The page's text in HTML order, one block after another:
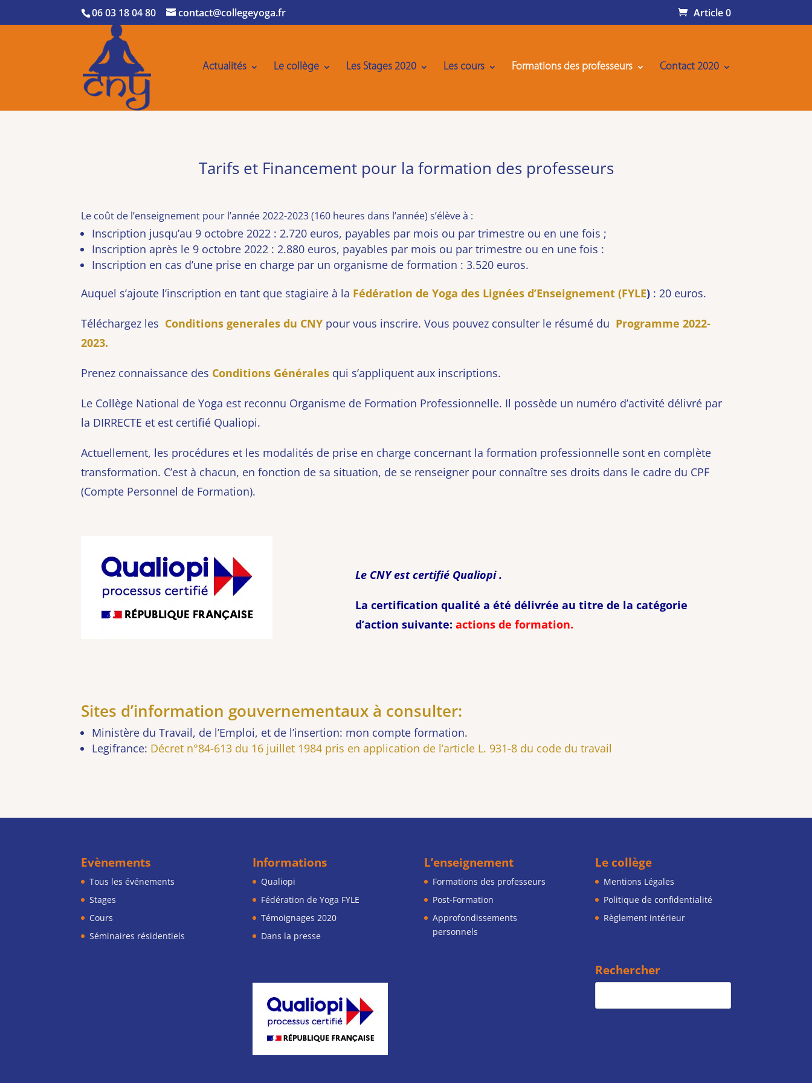
06 03 18 04 80 contact@collegeyoga.fr Article 0
Actualités Le collège Les Stages 2020 Les cours Formations des professeurs Contact 2020
Tarifs et Financement pour la formation des professeurs
Le coût de l’enseignement pour l’année 2022-2023 (160 heures dans l’année) s’élève à :
Inscription jusqu’au 9 octobre 2022 : 2.720 euros, payables par mois ou par trimestre ou en une fois ;
Inscription après le 9 octobre 2022 : 2.880 euros, payables par mois ou par trimestre ou en une fois :
Inscription en cas d’une prise en charge par un organisme de formation : 3.520 euros.
Auquel s’ajoute l’inscription en tant que stagiaire à la Fédération de Yoga des Lignées d’Enseignement (FYLE) : 20 euros.
Téléchargez les Conditions generales du CNY pour vous inscrire. Vous pouvez consulter le résumé du Programme 2022-
2023.
Prenez connaissance des Conditions Générales qui s’appliquent aux inscriptions.
Le Collège National de Yoga est reconnu Organisme de Formation Professionnelle. Il possède un numéro d’activité délivré par
la DIRRECTE et est certifié Qualiopi.
Actuellement, les procédures et les modalités de prise en charge concernant la formation professionnelle sont en complète
transformation. C’est à chacun, en fonction de sa situation, de se renseigner pour connaître ses droits dans le cadre du CPF
(Compte Personnel de Formation).
Le CNY est certifié Qualiopi .
La certification qualité a été délivrée au titre de la catégorie
d’action suivante:actions de formation.
Sites d’information gouvernementaux à consulter:
Ministère du Travail, de l’Emploi, et de l’insertion: mon compte formation.
Legifrance: Décret n°84-613 du 16 juillet 1984 pris en application de l’article L. 931-8 du code du travail
Evènements
Tous les événements
Stages
Cours
Séminaires résidentiels
Informations
Qualiopi
Fédération de Yoga FYLE
Témoignages 2020
Dans la presse
L’enseignement
Formations des professeurs
Post-Formation
Approfondissements
personnels
Le collège
Mentions Légales
Politique de confidentialité
Règlement intérieur
Rechercher